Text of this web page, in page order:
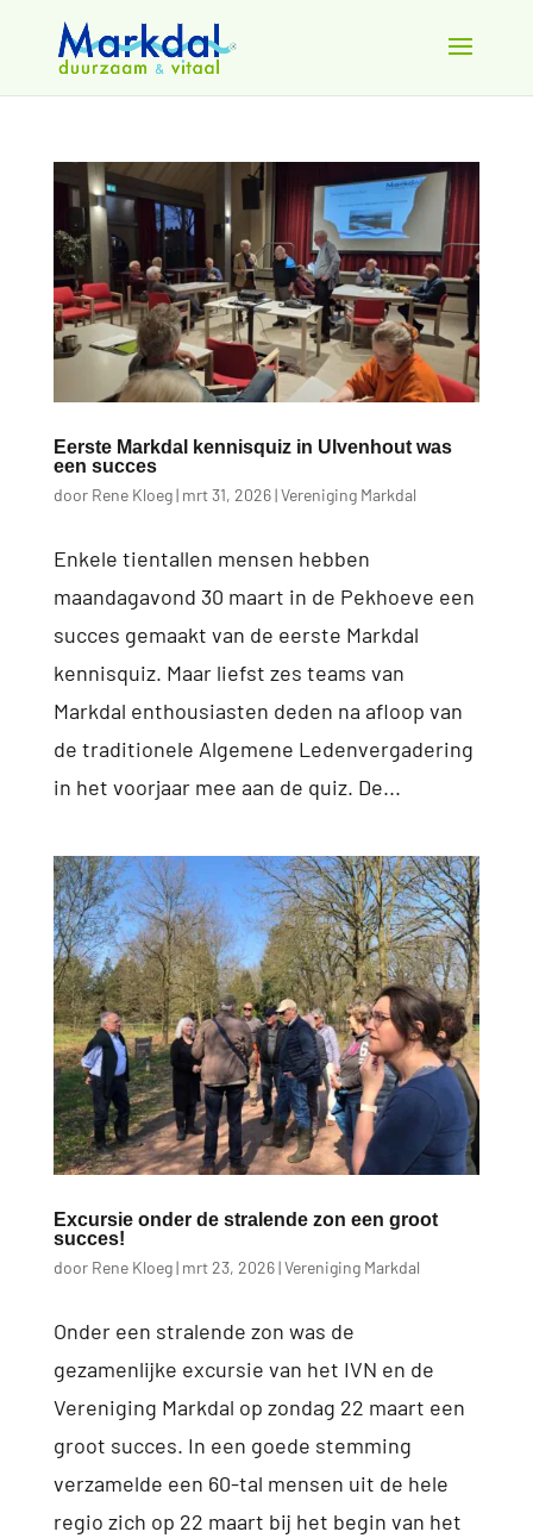
Eerste Markdal kennisquiz in Ulvenhout was
een succes
door Rene Kloeg| mrt 31, 2026|Vereniging Markdal
Enkele tientallen mensen hebben
maandagavond 30 maart in de Pekhoeve een
succes gemaakt van de eerste Markdal
kennisquiz. Maar liefst zes teams van
Markdal enthousiasten deden na afloop van
de traditionele Algemene Ledenvergadering
in het voorjaar mee aan de quiz. De...
Excursie onder de stralende zon een groot
succes!
door Rene Kloeg| mrt 23, 2026|Vereniging Markdal
Onder een stralende zon was de
gezamenlijke excursie van het IVN en de
Vereniging Markdal op zondag 22 maart een
groot succes. In een goede stemming
verzamelde een 60-tal mensen uit de hele
regio zich op 22 maart bij het begin van het